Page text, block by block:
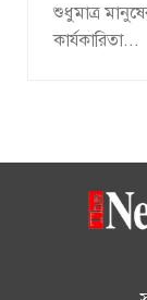
শুধুমাত্র
কার্যকারিতা...